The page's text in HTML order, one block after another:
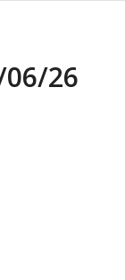
06/26